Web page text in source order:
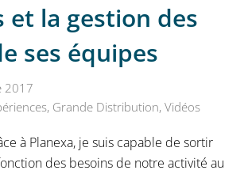
et la gestion des
ses équipes
2017
, Grande Distribution,Vidéos
à Planexa, je suis capable de sortir
des besoins de notre activité au